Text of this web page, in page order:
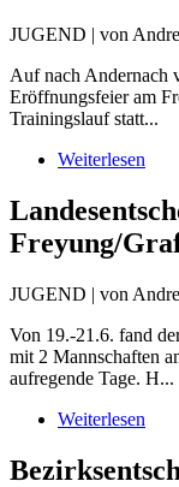
JUGEND | von
Auf nach Andernach
Eröffnungsfeier am
Trainingslauf statt...
Weiterlesen
Freyung/
JUGEND | von
Von 19.-21.6. fand
mit 2 Mannschaften
aufregende Tage. H...
Weiterlesen